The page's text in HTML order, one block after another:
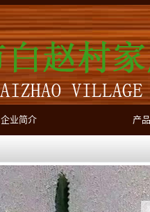
企业简介 产